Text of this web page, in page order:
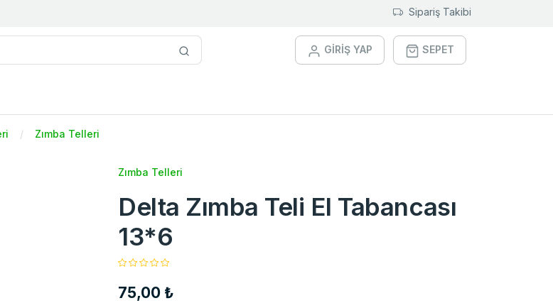
Sipariş Takibi
GİRİŞ YAP SEPET
Zımba Telleri
Zımba Telleri
Delta Zımba Teli El Tabancası
13*6
75,00 ₺